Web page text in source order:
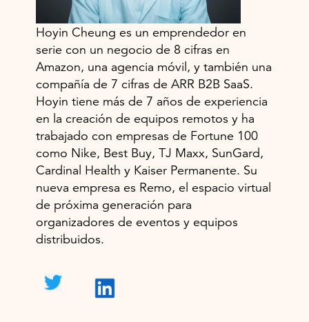
Hoyin Cheung es un emprendedor en
serie con un negocio de 8 cifras en
Amazon, una agencia móvil, y también una
compañía de 7 cifras de ARR B2B SaaS.
Hoyin tiene más de 7 años de experiencia
en la creación de equipos remotos y ha
trabajado con empresas de Fortune 100
como Nike, Best Buy, TJ Maxx, SunGard,
Cardinal Health y Kaiser Permanente. Su
nueva empresa es Remo, el espacio virtual
de próxima generación para
organizadores de eventos y equipos
distribuidos.